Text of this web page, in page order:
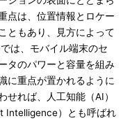
点は、位置情報とロケー
ともあり、見方によって
は、モバイル端末のセ
タのパワーと容量を組み
に重点が置かれるように
せれば、人工知能（AI）
Intelligence）とも呼ばれ